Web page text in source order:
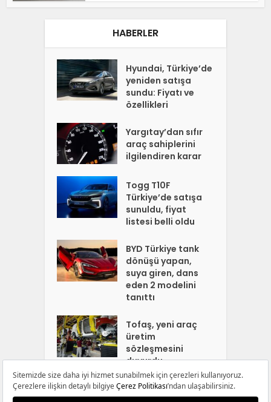
HABERLER
Hyundai, Türkiye’de
yeniden satışa
sundu: Fiyatı ve
özellikleri
Yargıtay’dan sıfır
araç sahiplerini
ilgilendiren karar
Togg T10F
Türkiye’de satışa
sunuldu, fiyat
listesi belli oldu
BYD Türkiye tank
dönüşü yapan,
suya giren, dans
eden 2 modelini
tanıttı
Tofaş, yeni araç
üretim
sözleşmesini
duyurdu